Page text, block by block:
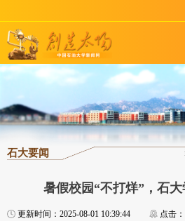
石大要闻
暑假校园“不打烊”，石
更新时间：2025-08-01 10:39:44 点击：